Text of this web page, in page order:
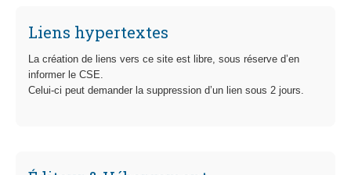
Liens hypertextes
La création de liens vers ce site est libre, sous réserve d’en
informer le CSE.
Celui-ci peut demander la suppression d’un lien sous 2 jours.